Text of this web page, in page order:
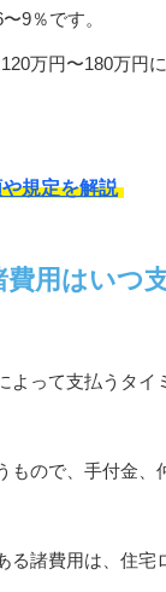
9％です。
万円〜180万円
規定を解説
用はいつ
よって支払うタイ
もので、手付金、
る諸費用は、住宅